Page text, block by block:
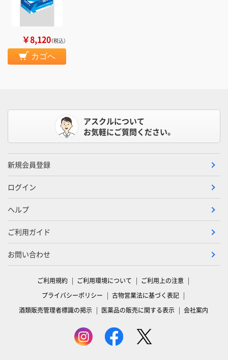
￥8,120（税込）
カゴへ
アスクルについて
お気軽にご質問ください。
新規会員登録
ログイン
ヘルプ
ご利用ガイド
お問い合わせ
ご利用規約 ご利用環境について
ご利用上の注意
プライバシーポリシー
古物営業法に基づく表記
酒類販売管理者標識の掲示
医薬品の販売に関する表示 会社案内